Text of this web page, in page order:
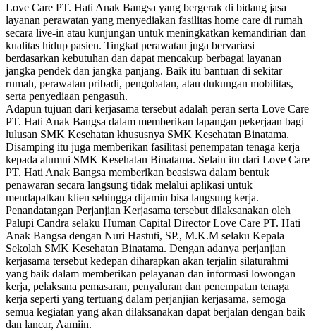
Love Care PT. Hati Anak Bangsa yang bergerak di bidang jasa
layanan perawatan yang menyediakan fasilitas home care di rumah
secara live-in atau kunjungan untuk meningkatkan kemandirian dan
kualitas hidup pasien. Tingkat perawatan juga bervariasi
berdasarkan kebutuhan dan dapat mencakup berbagai layanan
jangka pendek dan jangka panjang. Baik itu bantuan di sekitar
rumah, perawatan pribadi, pengobatan, atau dukungan mobilitas,
serta penyediaan pengasuh.
Adapun tujuan dari kerjasama tersebut adalah peran serta Love Care
PT. Hati Anak Bangsa dalam memberikan lapangan pekerjaan bagi
lulusan SMK Kesehatan khususnya SMK Kesehatan Binatama.
Disamping itu juga memberikan fasilitasi penempatan tenaga kerja
kepada alumni SMK Kesehatan Binatama. Selain itu dari Love Care
PT. Hati Anak Bangsa memberikan beasiswa dalam bentuk
penawaran secara langsung tidak melalui aplikasi untuk
mendapatkan klien sehingga dijamin bisa langsung kerja.
Penandatangan Perjanjian Kerjasama tersebut dilaksanakan oleh
Palupi Candra selaku Human Capital Director Love Care PT. Hati
Anak Bangsa dengan Nuri Hastuti, SP., M.K.M selaku Kepala
Sekolah SMK Kesehatan Binatama. Dengan adanya perjanjian
kerjasama tersebut kedepan diharapkan akan terjalin silaturahmi
yang baik dalam memberikan pelayanan dan informasi lowongan
kerja, pelaksana pemasaran, penyaluran dan penempatan tenaga
kerja seperti yang tertuang dalam perjanjian kerjasama, semoga
semua kegiatan yang akan dilaksanakan dapat berjalan dengan baik
dan lancar, Aamiin.